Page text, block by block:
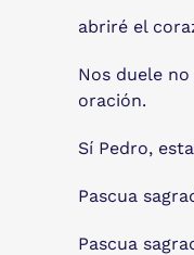
abriré el
Nos duele
oración.
Sí Pedro,
Pascua
Pascua